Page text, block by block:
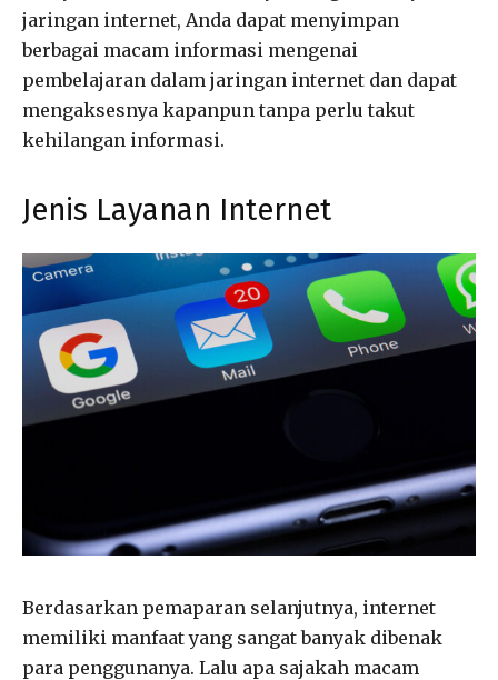
jaringan internet, Anda dapat menyimpan
berbagai macam informasi mengenai
pembelajaran dalam jaringan internet dan dapat
mengaksesnya kapanpun tanpa perlu takut
kehilangan informasi.
Jenis Layanan Internet
Berdasarkan pemaparan selanjutnya, internet
memiliki manfaat yang sangat banyak dibenak
para penggunanya. Lalu apa sajakah macam